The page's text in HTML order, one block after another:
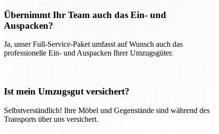
Übernimmt Ihr Team auch das Ein- und
Auspacken?
Ja, unser Full-Service-Paket umfasst auf Wunsch auch das
professionelle Ein- und Auspacken Ihrer Umzugsgüter.
Ist mein Umzugsgut versichert?
Selbstverständlich! Ihre Möbel und Gegenstände sind während des
Transports über uns versichert.